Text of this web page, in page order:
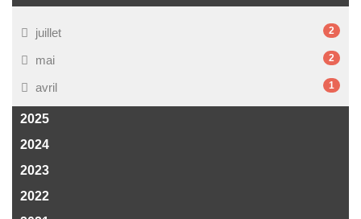
juillet 2
mai 2
avril 1
2025
2024
2023
2022